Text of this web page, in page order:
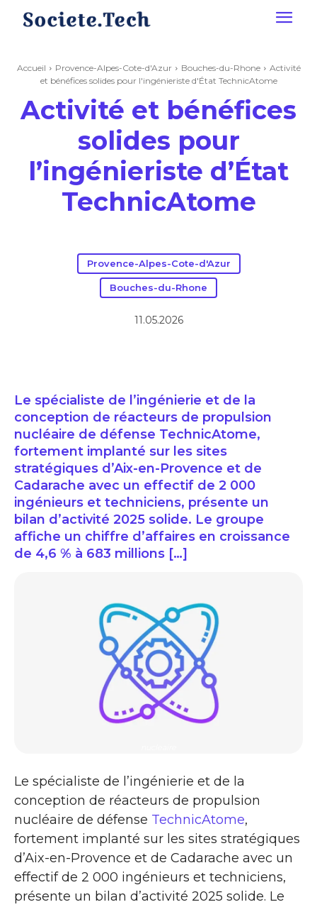
Accueil Provence-Alpes-Cote-d'Azur Bouches-du-Rhone
Activité
et bénéfices solides pour l'ingénieriste d'État TechnicAtome
Activité et bénéfices
solides pour
l’ingénieriste d’État
TechnicAtome
Provence-Alpes-Cote-d'Azur
Bouches-du-Rhone
11.05.2026
Le spécialiste de l’ingénierie et de la
conception de réacteurs de propulsion
nucléaire de défense TechnicAtome,
fortement implanté sur les sites
stratégiques d’Aix-en-Provence et de
Cadarache avec un effectif de 2 000
ingénieurs et techniciens, présente un
bilan d’activité 2025 solide. Le groupe
affiche un chiffre d’affaires en croissance
de 4,6 % à 683 millions […]
Le spécialiste de l’ingénierie et de la
conception de réacteurs de propulsion
nucléaire de défense TechnicAtome,
fortement implanté sur les sites stratégiques
d’Aix-en-Provence et de Cadarache avec un
effectif de 2 000 ingénieurs et techniciens,
présente un bilan d’activité 2025 solide. Le